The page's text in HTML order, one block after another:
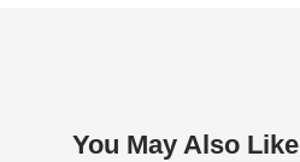
You May Also Like